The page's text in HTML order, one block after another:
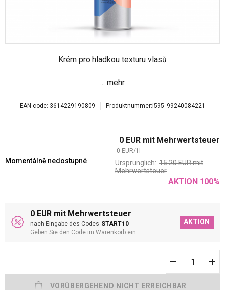
Krém pro hladkou texturu vlasů
... mehr
EAN code: 3614229190809 Produktnummer:i595_99240084221
Momentálně nedostupné
0 EUR mit Mehrwertsteuer
0 EUR/1
Ursprünglich: 15.20EURmit
Mehrwertsteuer
AKTION 100%
0 EUR mit Mehrwertsteuer
nach Eingabe des Codes START10
Geben Sie den Code im Warenkorb ein
AKTION